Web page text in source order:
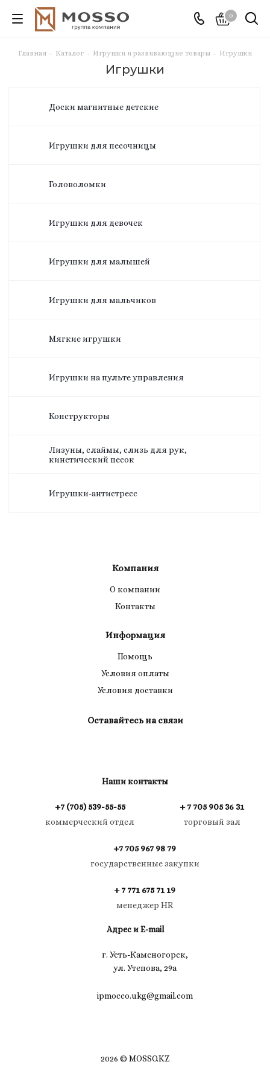
0
Главная - Каталог - Игрушки и развивающие товары - Игрушки
Игрушки
Доски магнитные детские
Игрушки для песочницы
Головоломки
Игрушки для девочек
Игрушки для малышей
Игрушки для мальчиков
Мягкие игрушки
Игрушки на пульте управления
Конструкторы
Лизуны, слаймы, слизь для рук,
кинетический песок
Игрушки-антистресс
Компания
О компании
Контакты
Информация
Помощь
Условия оплаты
Условия доставки
Оставайтесь на связи
Наши контакты
+7 (705) 539-55-55
коммерческий отдел
+ 7 705 905 36 31
торговый зал
+7 705 967 98 79
государственные закупки
+ 7 771 675 71 19
менеджер HR
Адрес и E-mail
г. Усть-Каменогорск,
ул. Утепова, 29а
ipmocco.ukg@gmail.com
2026 © MOSSO.KZ